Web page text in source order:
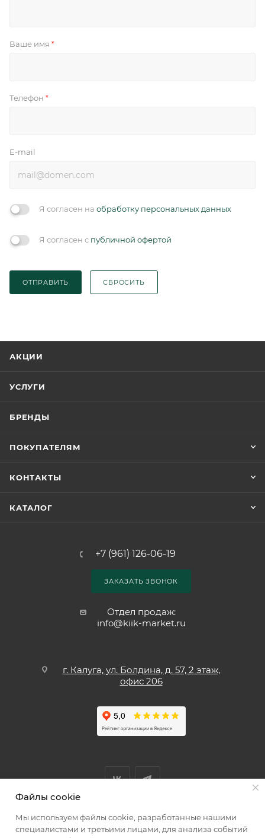
Ваше имя *
Телефон *
E-mail
Я согласен на обработку персональных данных
Я согласен с публичной офертой
ОТПРАВИТЬ СБРОСИТЬ
АКЦИИ
УСЛУГИ
БРЕНДЫ
ПОКУПАТЕЛЯМ
КОНТАКТЫ
КАТАЛОГ
+7 (961) 126-06-19
ЗАКАЗАТЬ ЗВОНОК
Отдел продаж:
info@kiik-market.ru
г. Калуга, ул. Болдина, д. 57, 2 этаж,
офис 206
Мы принимаем к оплате
Файлы cookie
Мы используем файлы cookie, разработанные нашими
специалистами и третьими лицами, для анализа событий